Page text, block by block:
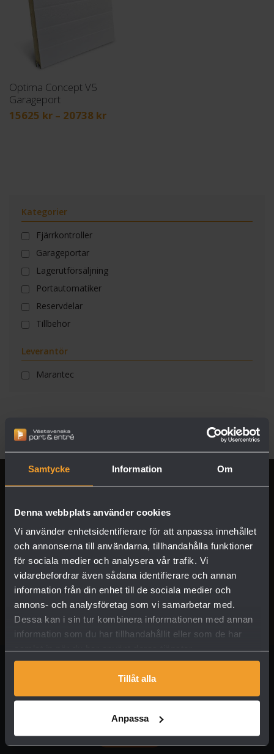
Samtycke Information Om
Denna webbplats använder cookies
Vi använder enhetsidentifierare för att anpassa innehållet
och annonserna till användarna, tillhandahålla funktioner
för sociala medier och analysera vår trafik. Vi
vidarebefordrar även sådana identifierare och annan
information från din enhet till de sociala medier och
annons- och analysföretag som vi samarbetar med.
Dessa kan i sin tur kombinera informationen med annan
information som du har tillhandahållit eller som de har
samlat in när du har använt deras tjänster.
Tillåt alla
Anpassa
Optima Concept V5
Garageport
15625 kr – 20738 krPrisintervall:
Kategorier
Fjärrkontroller
Garageportar
Lagerutförsäljning
Portautomatiker
Reservdelar
Tillbehör
Leverantör
Marantec